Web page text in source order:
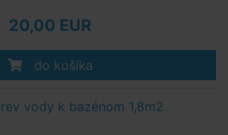
20,00 EUR
do košíka
vody k bazénom 1,8m2